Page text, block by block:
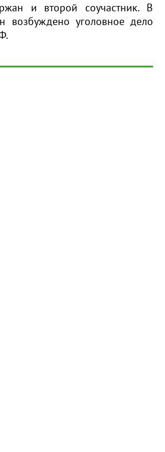
и второй соучастник. В
возбуждено уголовное дело